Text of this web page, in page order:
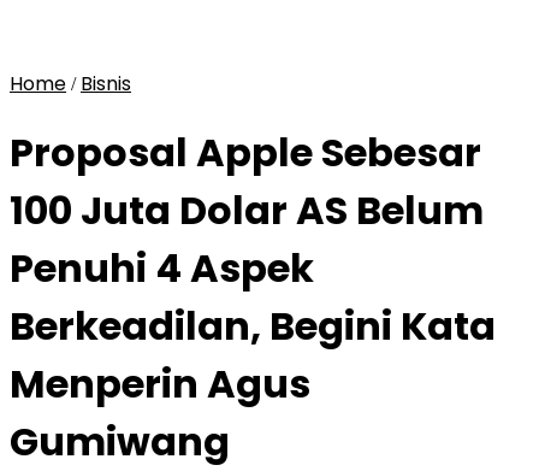
Home / Bisnis
Proposal Apple Sebesar
100 Juta Dolar AS Belum
Penuhi 4 Aspek
Berkeadilan, Begini Kata
Menperin Agus
Gumiwang